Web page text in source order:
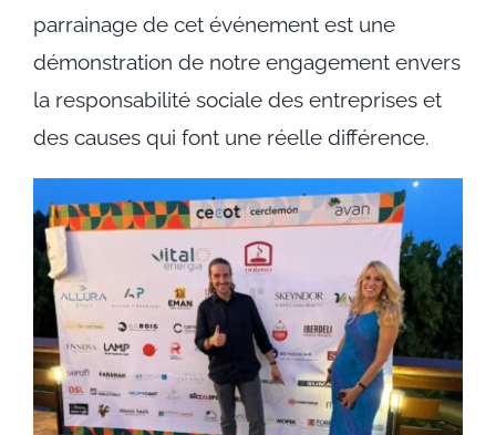
parrainage de cet événement est une
démonstration de notre engagement envers
la responsabilité sociale des entreprises et
des causes qui font une réelle différence.